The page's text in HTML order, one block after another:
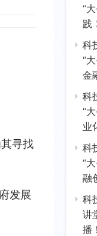
寻找
发展
“
践
科
“
金
科
“
业
科
“
融
科
讲
播